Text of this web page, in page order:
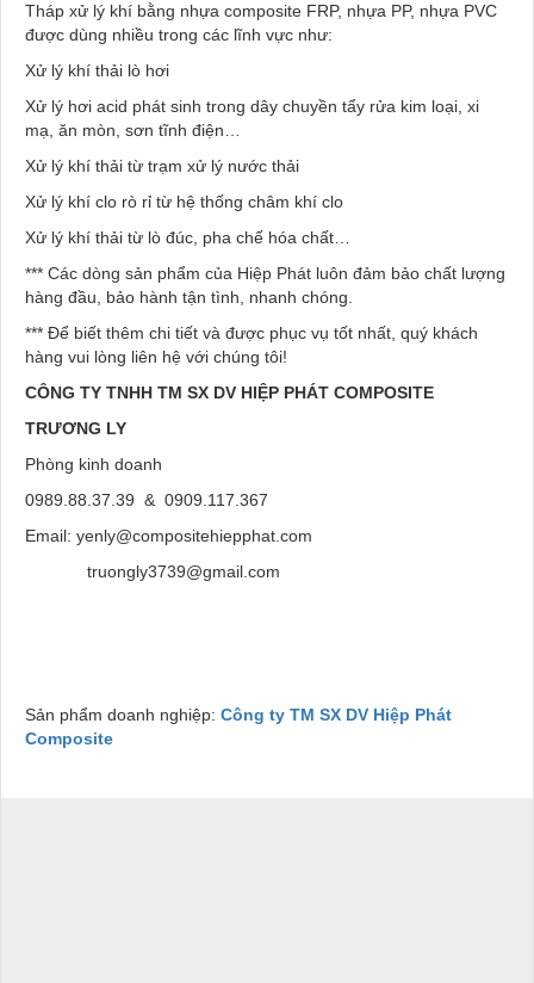
Tháp xử lý khí bằng nhựa composite FRP, nhựa PP, nhựa PVC
được dùng nhiều trong các lĩnh vực như:
Xử lý khí thải lò hơi
Xử lý hơi acid phát sinh trong dây chuyền tẩy rửa kim loại, xi
mạ, ăn mòn, sơn tĩnh điện…
Xử lý khí thải từ trạm xử lý nước thải
Xử lý khí clo rò rỉ từ hệ thống châm khí clo
Xử lý khí thải từ lò đúc, pha chế hóa chất…
*** Các dòng sản phẩm của Hiệp Phát luôn đảm bảo chất lượng
hàng đầu, bảo hành tận tình, nhanh chóng.
*** Để biết thêm chi tiết và được phục vụ tốt nhất, quý khách
hàng vui lòng liên hệ với chúng tôi!
CÔNG TY TNHH TM SX DV HIỆP PHÁT COMPOSITE
TRƯƠNG LY
Phòng kinh doanh
0989.88.37.39 & 0909.117.367
Email: yenly@compositehiepphat.com
truongly3739@gmail.com
Sản phẩm doanh nghiệp: Công ty TM SX DV Hiệp Phát
Composite